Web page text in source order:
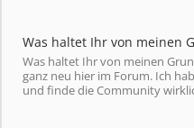
Was haltet Ihr von meinen
Was haltet Ihr von meinen
ganz neu hier im Forum. Ich
und finde die Community